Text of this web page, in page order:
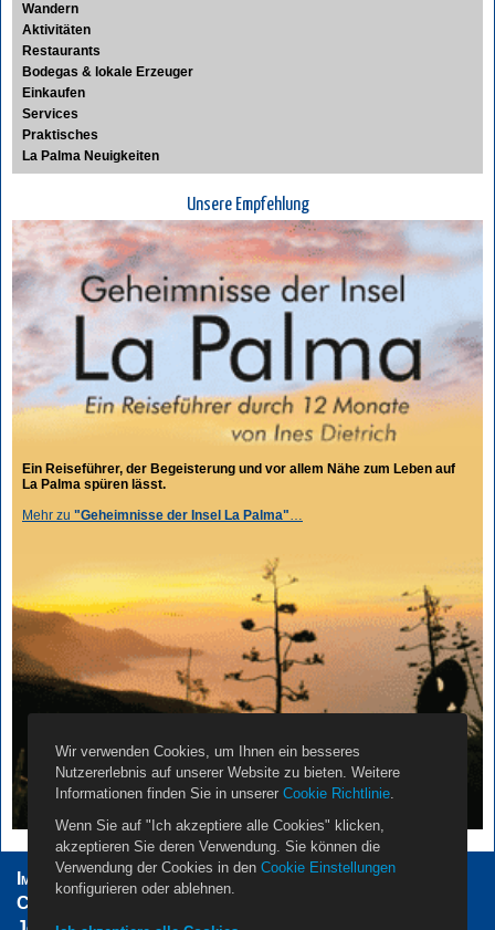
Wandern
Aktivitäten
Restaurants
Bodegas & lokale Erzeuger
Einkaufen
Services
Praktisches
La Palma Neuigkeiten
Unsere Empfehlung
Ein Reiseführer, der Begeisterung und vor allem Nähe zum Leben auf
La Palma spüren lässt.
Mehr zu "Geheimnisse der Insel La Palma"…
Impressum AGB
Datenschutzerklärung
Cookie Einstellungen
Wir verwenden Cookies, um Ihnen ein besseres
Nutzererlebnis auf unserer Website zu bieten. Weitere
Informationen finden Sie in unserer Cookie Richtlinie.
Wenn Sie auf "Ich akzeptiere alle Cookies" klicken,
akzeptieren Sie deren Verwendung. Sie können die
Verwendung der Cookies in den Cookie Einstellungen
konfigurieren oder ablehnen.